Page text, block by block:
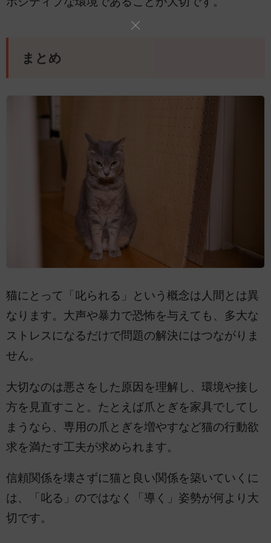
まとめ
猫にとって「叱られる」という概念は人間とは異
なります。大声や暴力で恐怖を与えても、多大な
ストレスになるだけで問題の解決にはつながりま
せん。
大切なのは悪さをした原因を理解し、環境や接し
方を見直すこと。たとえば爪とぎを家具でしてし
まうなら、専用の爪とぎを増やすなど猫の行動欲
求を満たす工夫が求められます。
信頼関係を壊さずに猫と良い関係を築いていくに
は、「叱る」のではなく「導く」姿勢が何より大
切です。